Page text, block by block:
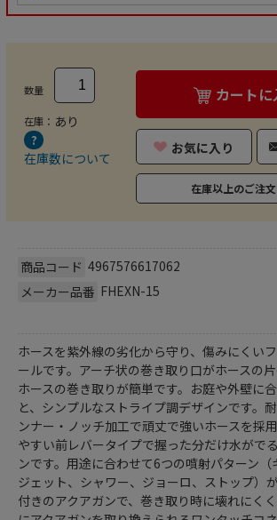
数量
在庫： あり
在庫数について
カートに
お気に入り
在庫以上のご注
商品コード 4967576617062
メーカー品番 FHEXN-15
ホースを紫外線の劣化から守り、傷みにくい
ールです。アーチ状の巻き取り口がホースの片
ホースの巻き取りが簡単です。お庭や外壁に
と、シンプルなストライプ調デザインです。
ンナー・ノッチ加工で頑丈で強いホースを採
やすい前レバータイプで握った分だけ水がで
ンです。用途に合わせて6つの噴射パターン（
ジェット、シャワー、ジョーロ、ストップ）
付きのアクアガンで、巻き取り時に壊れにく